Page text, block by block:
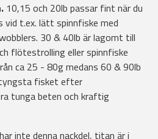
10,15 och 20lb passar fint när du
t.ex. lätt spinnfiske med
30 & 40lb är lagomt till
flötestrolling eller spinnfiske
ca 25 - 80g medans 60 & 90lb
fisket efter
tunga beten och kraftig
inte denna nackdel, titan är i